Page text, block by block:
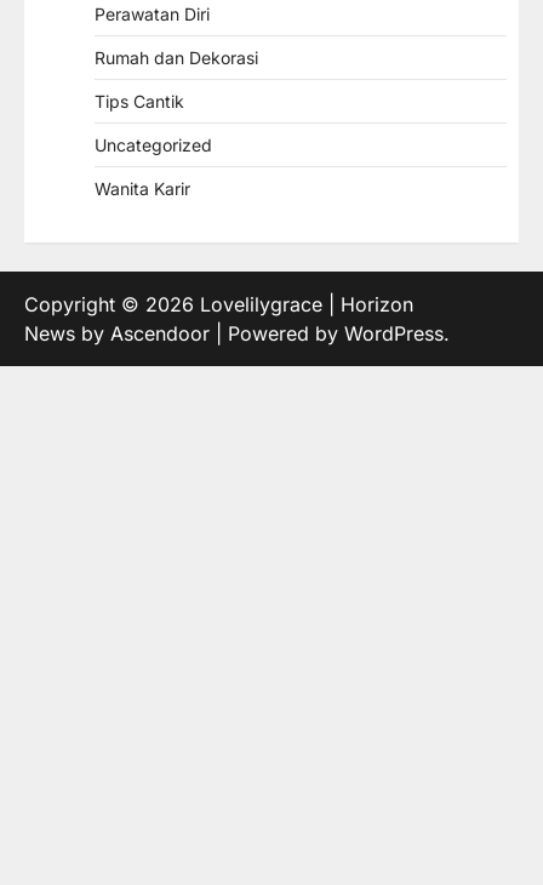
Perawatan Diri
Rumah dan Dekorasi
Tips Cantik
Uncategorized
Wanita Karir
Copyright © 2026 Lovelilygrace | Horizon
News by Ascendoor | Powered by WordPress.